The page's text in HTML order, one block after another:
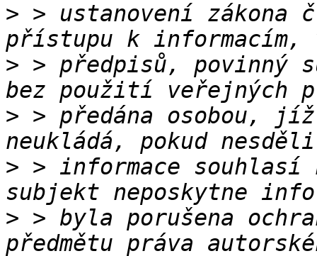
> > ustanovení zákona
> > předpisů, povinný
> > předána osobou,
> > informace souhlasí
> > byla porušena